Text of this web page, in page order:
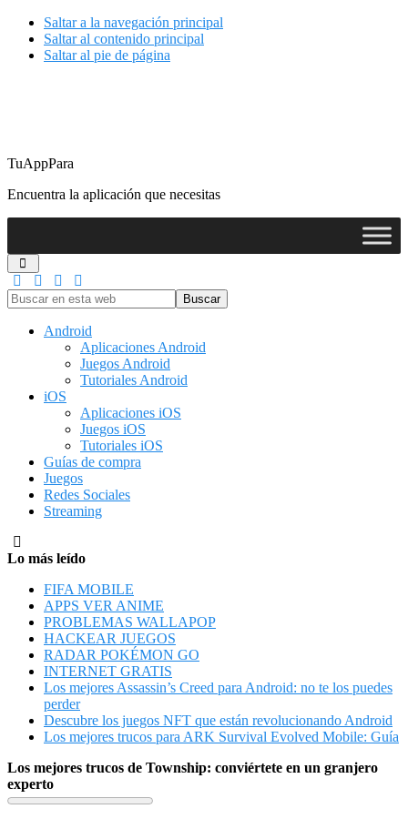
Saltar a la navegación principal
Saltar al contenido principal
Saltar al pie de página
TuAppPara
Encuentra la aplicación que necesitas
Buscar
en
Android
Aplicaciones Android
Juegos Android
Tutoriales Android
iOS
Aplicaciones iOS
Juegos iOS
Tutoriales iOS
Guías de compra
Juegos
Redes Sociales
Streaming
Lo más leído
FIFA MOBILE
APPS VER ANIME
PROBLEMAS WALLAPOP
HACKEAR JUEGOS
RADAR POKÉMON GO
INTERNET GRATIS
Los mejores Assassin’s Creed para Android: no te los puedes
perder
Descubre los juegos NFT que están revolucionando Android
Los mejores trucos para ARK Survival Evolved Mobile: Guía
Los mejores trucos de Township: conviértete en un granjero
experto